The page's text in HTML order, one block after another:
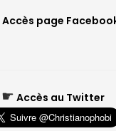
Accès page
☛ Accès au Twitter